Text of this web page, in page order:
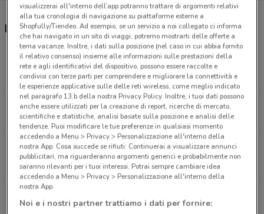
Negozi Tiscali Casa a Piacenza
Via Lanza 10A Piacenza
1.7 km
Via Giuseppe Taverna 44D Piacenza
1.9 km
Stradone Farnese 2T Piacenza
2.1 km
Via Giuseppe Garibaldi 36 Turate
2.2 km
visualizzerai all'interno dell’app potranno trattare di argomenti relativi
alla tua cronologia di navigazione su piattaforme esterne a
Shopfully/Tiendeo. Ad esempio, se un servizio a noi collegato ci informa
che hai navigato in un sito di viaggi, potremo mostrarti delle offerte a
tema vacanze. Inoltre, i dati sulla posizione (nel caso in cui abbia fornito
il relativo consenso) insieme alle informazioni sulle prestazioni della
rete e agli identificativi del dispositivo, possono essere raccolte e
condivisi con terze parti per comprendere e migliorare la connettività e
le esperienze applicative sulle delle reti wireless, come meglio indicato
nel paragrafo 13.b della nostra Privacy Policy. Inoltre, i tuoi dati possono
anche essere utilizzati per la creazione di report, ricerche di mercato,
scientifiche e statistiche, analisi basate sulla posizione e analisi delle
tendenze. Puoi modificare le tue preferenze in qualsiasi momento
accedendo a Menu > Privacy > Personalizzazione all'interno della
nostra App. Cosa succede se rifiuti: Continuerai a visualizzare annunci
pubblicitari, ma riguarderanno argomenti generici e probabilmente non
saranno rilevanti per i tuoi interessi. Potrai sempre cambiare idea
accedendo a Menu > Privacy > Personalizzazione all'interno della
nostra App.
Noi e i nostri partner trattiamo i dati per fornire: